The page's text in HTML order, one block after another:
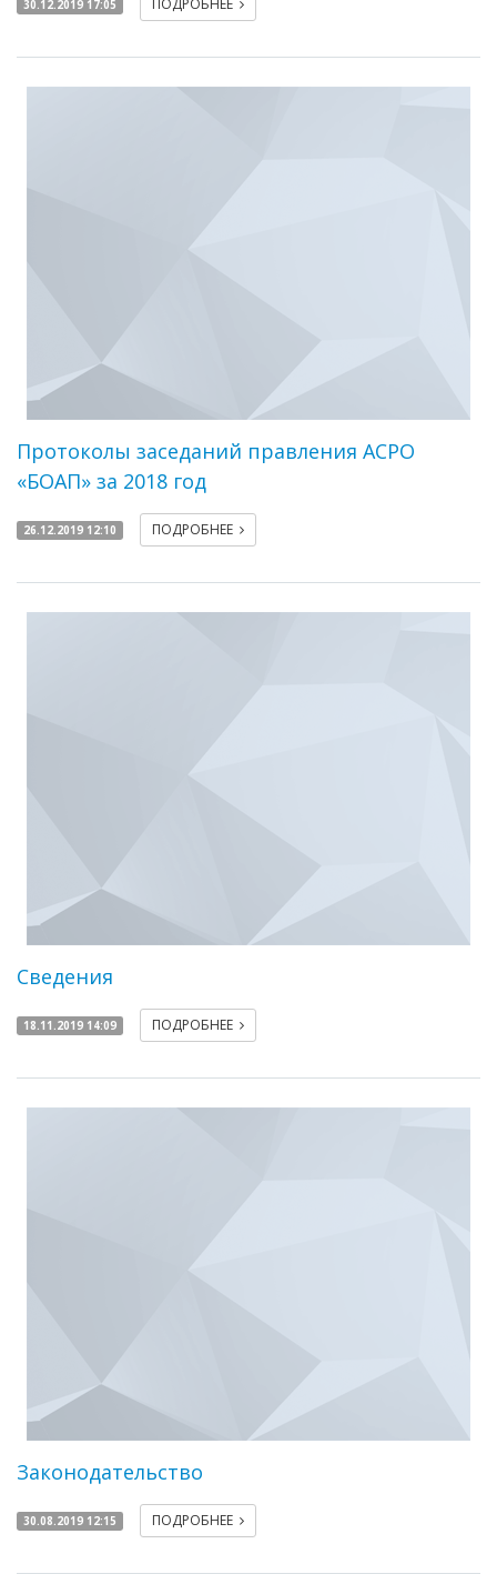
30.12.2019 17:05 ПОДРОБНЕЕ
Протоколы заседаний правления АСРО
«БОАП» за 2018 год
26.12.2019 12:10 ПОДРОБНЕЕ
Сведения
18.11.2019 14:09 ПОДРОБНЕЕ
Законодательство
30.08.2019 12:15 ПОДРОБНЕЕ